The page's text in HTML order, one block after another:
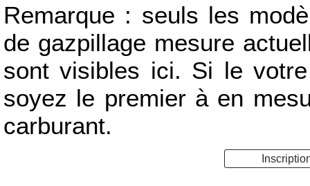
Remarque : seuls les
de gazpillage mesure
sont visibles ici. Si le
soyez le premier à en
carburant.